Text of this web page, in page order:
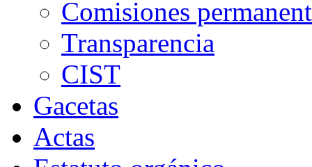
Comisiones
Transparencia
CIST
Gacetas
Actas